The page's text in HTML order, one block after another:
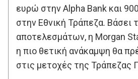
ευρώ στην Αlpha Βank και
στην Εθνική Τράπεζα. Βάσει
αποτελεσμάτων, η Morgan
η πιο θετική ανάκαμψη θα
στις μετοχές της Τράπεζας